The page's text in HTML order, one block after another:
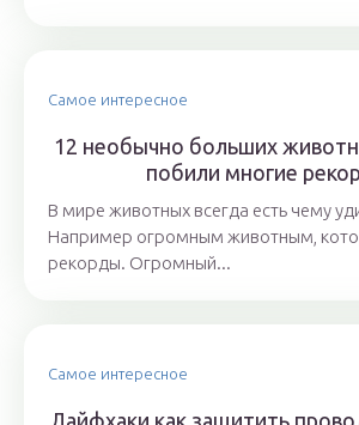
Самое интересное
12 необычно больших
побили многие
В мире животных всегда есть чему
Например огромным животным,
рекорды. Огромный...
Самое интересное
Лайфхаки как защитить